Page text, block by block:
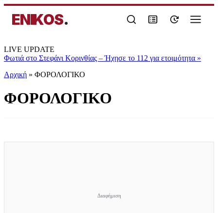
ENIKOS.
LIVE UPDATE
Φωτιά στο Στεφάνι Κορινθίας – Ήχησε το 112 για ετοιμότητα »
Αρχική » ΦΟΡΟΛΟΓΙΚΟ
ΦΟΡΟΛΟΓΙΚΟ